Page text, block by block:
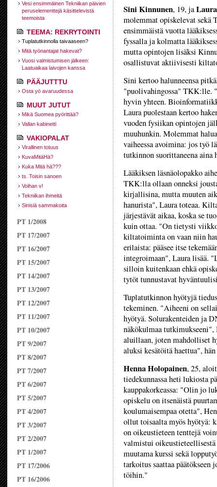
Vesi ensimmäinen Tekniikan päivien
peruselementtejä käsittelevistä
teemoista
TEEMA: REKRYTOINTI
Tuplatutkinnolla taivaaseen?
Mitä työnantajat hakevat?
Vuosi valmistumisen jälkeen:
Laatuaikaa laivojen kanssa
PÄÄJUTTTU
Osta yö avaruudessa
MUUT JUTUT
Mikä Suomea pyörittää?
Vallan kabinetti
VAKIOPALAT
Virallinen totuus
KuvaMitäHä?
Kuka Mitä hä???
ts. Toisin sanoen
Voihan v!
Tekniikan ihmeitä
Sinisiä sammakoita
PT 1/2008
PT 17/2007
PT 16/2007
PT 15/2007
PT 14/2007
PT 13/2007
PT 12/2007
PT 11/2007
PT 10/2007
PT 9/2007
PT 8/2007
PT 7/2007
PT 6/2007
PT 5/2007
PT 4/2007
PT 3/2007
PT 2/2007
PT 1/2007
PT 17/2006
PT 16/2006
Sini Kinnunen, 19, ja
molemmat opiskelevat sekä
ensimmäistä vuotta
fyssalla ja kolmatta
mutta opintojen lisäksi
osallistuvat aktiivisesti
Sini kertoo halunneensa
"puolivahingossa" TKK:lle.
hyvin yhteen.
Laura puolestaan kertoo
vuoden fysiikan opintojen
muuhunkin. Molemmat
vaiheessa avoimina: jos työ
tutkinnon suorittaneena
Lääkiksen läsnäolopakko
TKK:­lla ollaan onneksi
kirjallisina, mutta muuten
hanurista", Laura toteaa.
järjestävät aikaa, koska se
kuin ottaa. "On tietysti
kiltatoiminta on vaan niin
erilaista: pääsee itse
integroimaan", Laura lisää.
silloin kuitenkaan ehkä
tytöt tunnustavat
Tuplatutkinnon hyötyjä
tekeminen. "Aiheeni on
hyötyä. Solurakenteiden ja
näkökulmaa tutkimukseeni",
aluillaan, joten mahdolliset
aluksi kesätöitä haettua", hän
Henna Holopainen, 25,
tiedekunnassa heti lukiosta
kauppakorkeassa: "Olin jo
opiskelu on itsenäistä
koulumaisempaa otetta",
ollut toisaalta myös hyötyä:
on oikeustieteen tenttejä
valmistui
muutama kurssi sekä
tarkoitus saattaa päätökseen
töihin."